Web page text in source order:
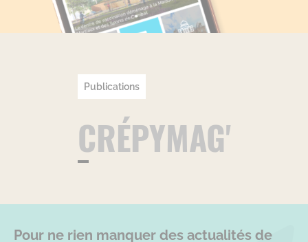
Publications
CRÉPYMAG'
Pour ne rien manquer des actualités de